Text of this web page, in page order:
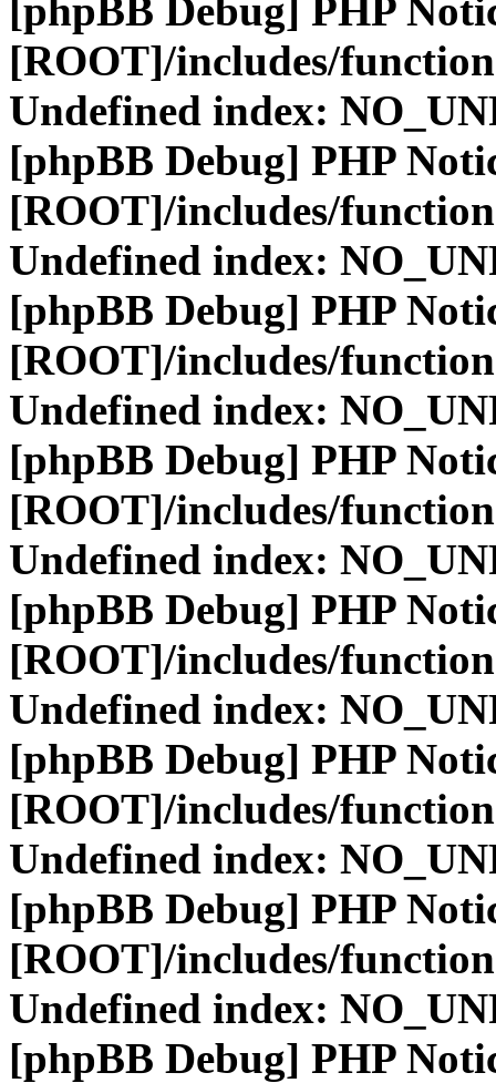
[phpBB Debug] PHP
[ROOT]/includes/
Undefined index:
[phpBB Debug] PHP
[ROOT]/includes/
Undefined index:
[phpBB Debug] PHP
[ROOT]/includes/
Undefined index:
[phpBB Debug] PHP
[ROOT]/includes/
Undefined index:
[phpBB Debug] PHP
[ROOT]/includes/
Undefined index:
[phpBB Debug] PHP
[ROOT]/includes/
Undefined index:
[phpBB Debug] PHP
[ROOT]/includes/
Undefined index:
[phpBB Debug] PHP